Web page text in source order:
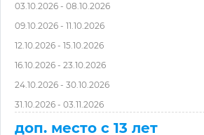
03.10.2026 - 08.10.2026
09.10.2026 - 11.10.2026
12.10.2026 - 15.10.2026
16.10.2026 - 23.10.2026
24.10.2026 - 30.10.2026
31.10.2026 - 03.11.2026
доп. место с 13 лет